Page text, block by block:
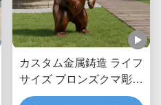
カスタム金属鋳造 ライフ
サイズ ブロンズクマ彫刻
屋外庭園彫像 ヴィラパー